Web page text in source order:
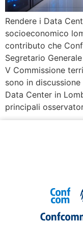
Rendere i Data
socioeconomico
contributo che
Segretario
V Commissione
sono in
Data Center in
principali